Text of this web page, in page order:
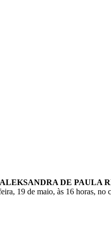
ALEKSANDRA DE PAULA
19 de maio, às 16 horas, no